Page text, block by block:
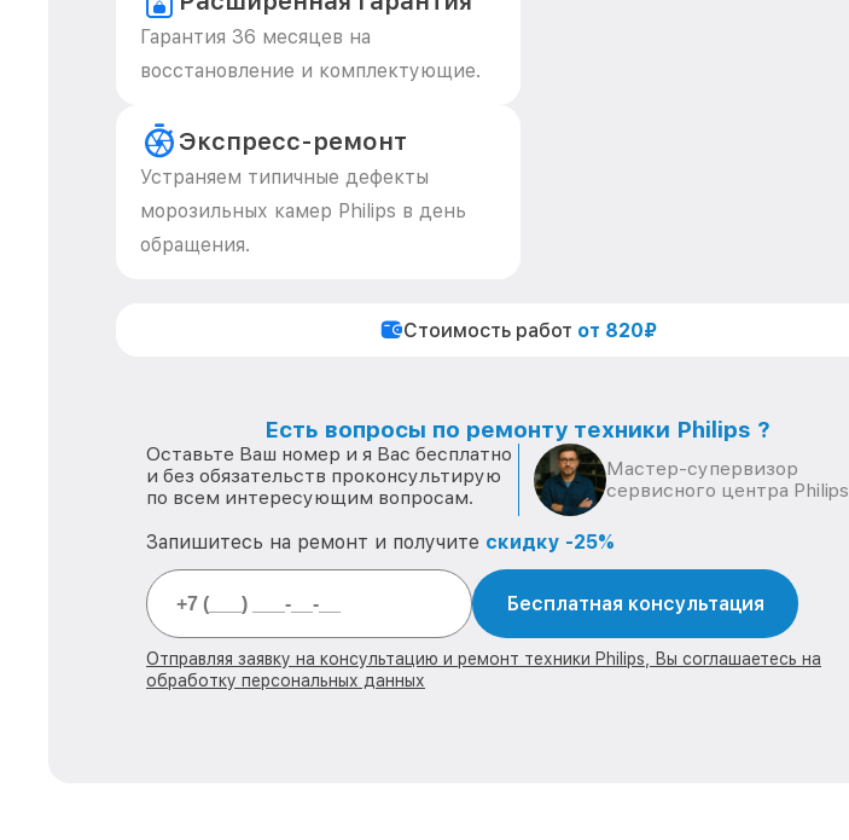
Гарантия 36 месяцев на
восстановление и комплектующие.
Экспресс-ремонт
Устраняем типичные дефекты
морозильных камер Philips в день
обращения.
Стоимость работ от 820₽
Есть вопросы по ремонту техники Philips ?
Оставьте Ваш номер и я Вас бесплатно
и без обязательств проконсультирую
по всем интересующим вопросам.
Мастер-супервизор
сервисного центра Philips
Запишитесь на ремонт и получите скидку -25%
Бесплатная консультация
Отправляя заявку на консультацию и ремонт техники Philips, Вы соглашаетесь на
обработку персональных данных